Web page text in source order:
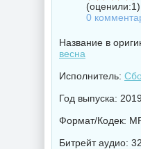
(оценили:1)
0
Название в
весна
Исполнитель:
Год выпуска: 2019
Формат/Кодек:
Битрейт аудио: